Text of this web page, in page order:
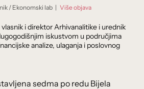
/ Ekonomski lab | Više objava
i direktor Arhivanalitike i urednik
iskustvom u područjima
analize, ulaganja i poslovnog
sedma po redu Bijela